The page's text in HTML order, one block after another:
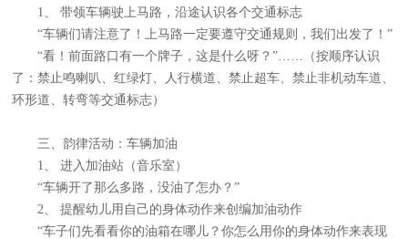
1、 带领车辆驶上马路，沿途认识各个交通标志
“车辆们请注意了！上马路一定要遵守交通规则，我们出发了！”
“看！前面路口有一个牌子，这是什么呀？”……（按顺序认识
了：禁止鸣喇叭、红绿灯、人行横道、禁止超车、禁止非机动车道、
环形道、转弯等交通标志）
三、韵律活动：车辆加油
1、 进入加油站（音乐室）
“车辆开了那么多路，没油了怎办？”
2、 提醒幼儿用自己的身体动作来创编加油动作
“车子们先看看你的油箱在哪儿？你怎么用你的身体动作来表现